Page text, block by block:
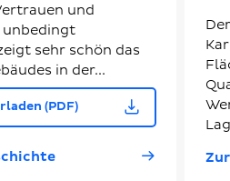
und
unbedingt
sehr schön das
in der...
(PDF)